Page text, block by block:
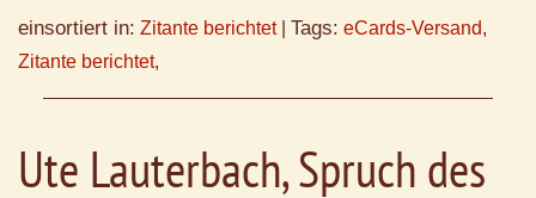
einsortiert in: Zitante berichtet| Tags: eCards-Versand,
Zitante berichtet,
Ute Lauterbach, Spruch des